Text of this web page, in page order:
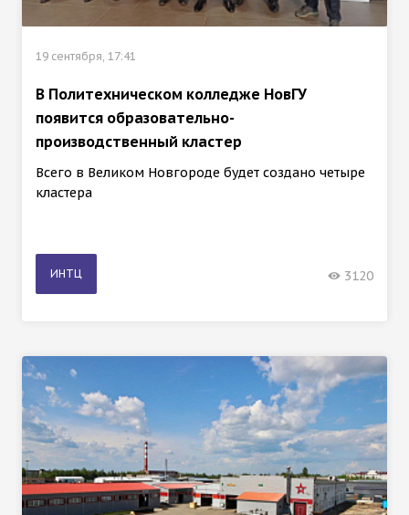
19 сентября, 17:41
В Политехническом колледже НовГУ
появится образовательно-
производственный кластер
Всего в Великом Новгороде будет создано четыре
кластера
ИНТЦ 3120